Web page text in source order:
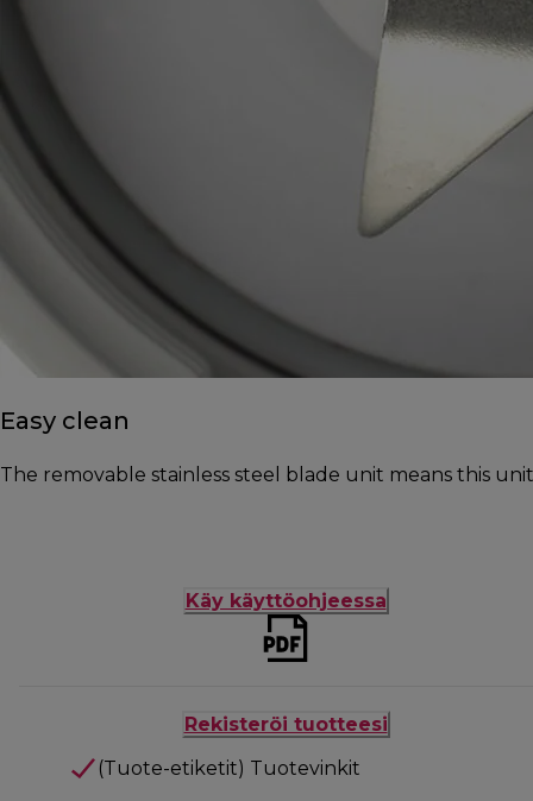
Easy clean
The removable stainless steel blade unit means this unit
Käy käyttöohjeessa
Rekisteröi tuotteesi
(Tuote-etiketit) Tuotevinkit